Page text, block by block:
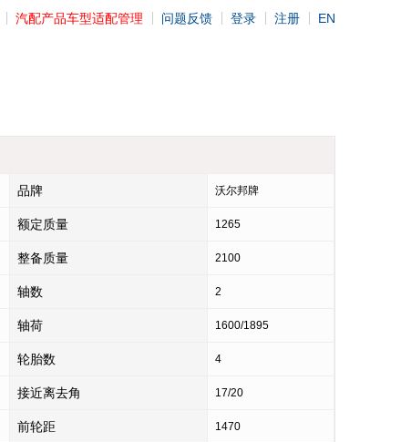
汽配产品车型适配管理 问题反馈 登录 注册 EN
品牌 沃尔邦牌
额定质量 1265
整备质量 2100
轴数 2
轴荷 1600/1895
轮胎数 4
接近离去角 17/20
前轮距 1470